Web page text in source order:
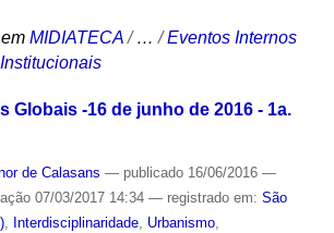
MIDIATECA / …/Eventos Internos
Globais -16 de junho de 2016 - 1a.
de Calasans — publicado16/06/2016 —
07/03/2017 14:34 — registrado em: São
, Interdisciplinaridade, Urbanismo,